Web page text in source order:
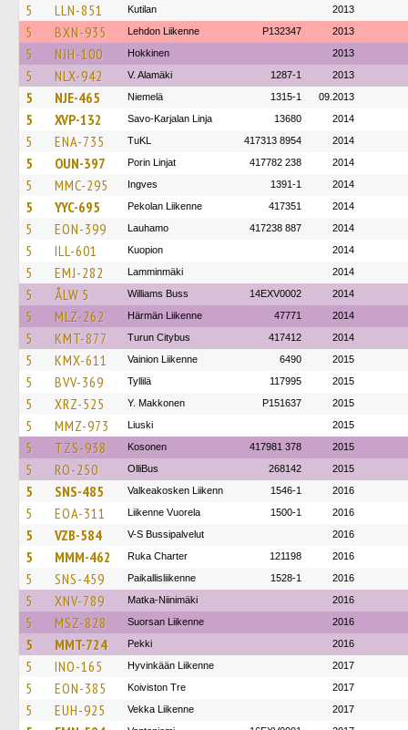
5 LLN-851 Kutilan 2013
5 BXN-935 Lehdon Liikenne P132347 2013
5 NJH-100 Hokkinen 2013
5 NLX-942 V. Alamäki 1287-1 2013
5 NJE-465 Niemelä 1315-1 09.2013
5 XVP-132 Savo-Karjalan Linja 13680 2014
5 ENA-735 TuKL 417313 8954 2014
5 OUN-397 Porin Linjat 417782 238 2014
5 MMC-295 Ingves 1391-1 2014
5 YYC-695 Pekolan Liikenne 417351 2014
5 EON-399 Lauhamo 417238 887 2014
5 ILL-601 Kuopion 2014
5 EMJ-282 Lamminmäki 2014
5 ÅLW 5 Williams Buss 14EXV0002 2014
5 MLZ-262 Härmän Liikenne 47771 2014
5 KMT-877 Turun Citybus 417412 2014
5 KMX-611 Vainion Liikenne 6490 2015
5 BVV-369 Tyllilä 117995 2015
5 XRZ-525 Y. Makkonen P151637 2015
5 MMZ-973 Liuski 2015
5 TZS-938 Kosonen 417981 378 2015
5 RO-250 OlliBus 268142 2015
5 SNS-485 Valkeakosken Liikenn 1546-1 2016
5 EOA-311 Liikenne Vuorela 1500-1 2016
5 VZB-584 V-S Bussipalvelut 2016
5 MMM-462 Ruka Charter 121198 2016
5 SNS-459 Paikallisliikenne 1528-1 2016
5 XNV-789 Matka-Niinimäki 2016
5 MSZ-828 Suorsan Liikenne 2016
5 MMT-724 Pekki 2016
5 INO-165 Hyvinkään Liikenne 2017
5 EON-385 Koiviston Tre 2017
5 EUH-925 Vekka Liikenne 2017